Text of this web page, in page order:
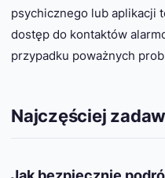
psychicznego lub aplikacji
dostęp do kontaktów
przypadku poważnych
Najczęściej